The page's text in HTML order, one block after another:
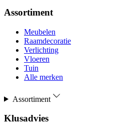
Assortiment
Meubelen
Raamdecoratie
Verlichting
Vloeren
Tuin
Alle merken
Assortiment
Klusadvies